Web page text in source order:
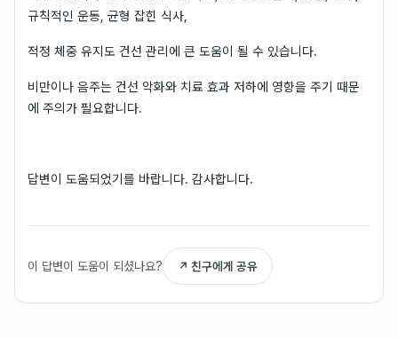
규칙적인 운동, 균형 잡힌 식사,
적정 체중 유지도 건선 관리에 큰 도움이 될 수 있습니다.
비만이나 음주는 건선 악화와 치료 효과 저하에 영향을 주기 때문
에 주의가 필요합니다.
답변이 도움되었기를 바랍니다. 감사합니다.
이 답변이 도움이 되셨나요? ↗ 친구에게 공유